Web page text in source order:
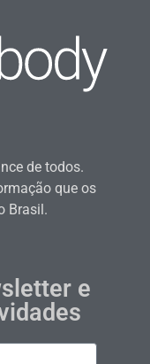
de todos.
que os
Brasil.
e